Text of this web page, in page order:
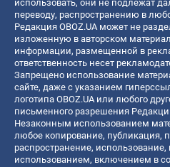
использовать, они не подлежат
переводу, распространению в
Редакция OBOZ.UA может не
изложенную в авторском
информации, размещенной в
ответственность несет
Запрещено использование
сайте, даже с указанием
логотипа OBOZ.UA или любого
письменного разрешения
Незаконным использованием
любое копирование, публикация,
распространение, использование,
использованием, включением в